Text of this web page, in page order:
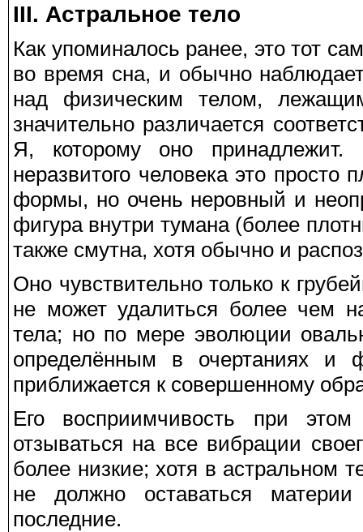
III. Астральное тело
Как упоминалось ранее, это тот
во время сна, и обычно
над физическим телом,
значительно различается
Я, которому оно принадлежит.
неразвитого человека это просто
формы, но очень неровный и
фигура внутри тумана (более
также смутна, хотя обычно и
Оно чувствительно только к
не может удалиться более чем
тела; но по мере эволюции
определённым в очертаниях и
приближается к совершенному
Его восприимчивость при
отзываться на все вибрации
более низкие; хотя в астральном
не должно оставаться
последние.